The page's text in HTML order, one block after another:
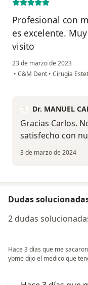
Profesional con
es excelente.
visito
23 de marzo de 2023
• C&M Dent • Cirugia
Dr. MANUEL
Gracias Carlos.
satisfecho con
3 de marzo de 2024
Dudas
2 dudas
Hace 3 días que me
ybme dijo el medico que